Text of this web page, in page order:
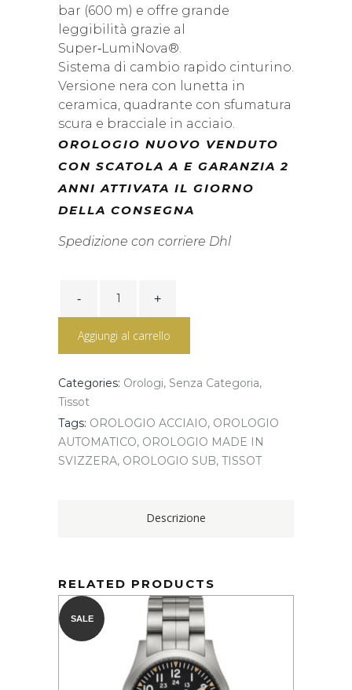
bar (600 m) e offre grande
leggibilità grazie al
Super‑LumiNova®.
Sistema di cambio rapido cinturino.
Versione nera con lunetta in
ceramica, quadrante con sfumatura
scura e bracciale in acciaio.
OROLOGIO NUOVO VENDUTO
CON SCATOLA A E GARANZIA 2
ANNI ATTIVATA IL GIORNO
DELLA CONSEGNA
Spedizione con corriere Dhl
Seastar
T120.907.11.051.00
Aggiungi al carrello
Categories: Orologi, Senza Categoria,
Tissot
Tags: OROLOGIO ACCIAIO, OROLOGIO
AUTOMATICO, OROLOGIO MADE IN
SVIZZERA, OROLOGIO SUB, TISSOT
Descrizione
RELATED PRODUCTS
SALE